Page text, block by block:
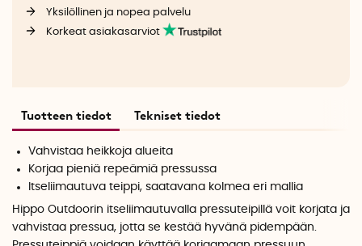
Yksilöllinen ja nopea palvelu
Korkeat asiakasarviot
Tuotteen tiedot Tekniset tiedot
Vahvistaa heikkoja alueita
Korjaa pieniä repeämiä pressussa
Itseliimautuva teippi, saatavana kolmea eri mallia
Hippo Outdoorin itseliimautuvalla pressuteipillä voit korjata ja
vahvistaa pressua, jotta se kestää hyvänä pidempään.